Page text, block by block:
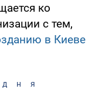
ко
с тем,
в Киеве